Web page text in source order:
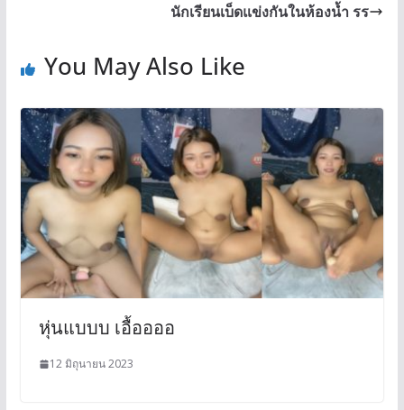
นักเรียนเบ็ดแข่งกันในห้องน้ำ รร
You May Also Like
หุ่นแบบบ เอื้ออออ
12 มิถุนายน 2023